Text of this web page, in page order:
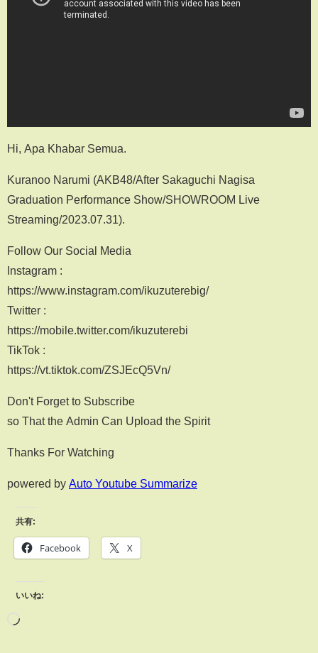
Hi, Apa Khabar Semua.
Kuranoo Narumi (AKB48/After Sakaguchi Nagisa
Graduation Performance Show/SHOWROOM Live
Streaming/2023.07.31).
Follow Our Social Media
Instagram :
https://www.instagram.com/ikuzuterebig/
Twitter :
https://mobile.twitter.com/ikuzuterebi
TikTok :
https://vt.tiktok.com/ZSJEcQ5Vn/
Don't Forget to Subscribe
so That the Admin Can Upload the Spirit
Thanks For Watching
powered by Auto Youtube Summarize
共有:
Facebook X
いいね: